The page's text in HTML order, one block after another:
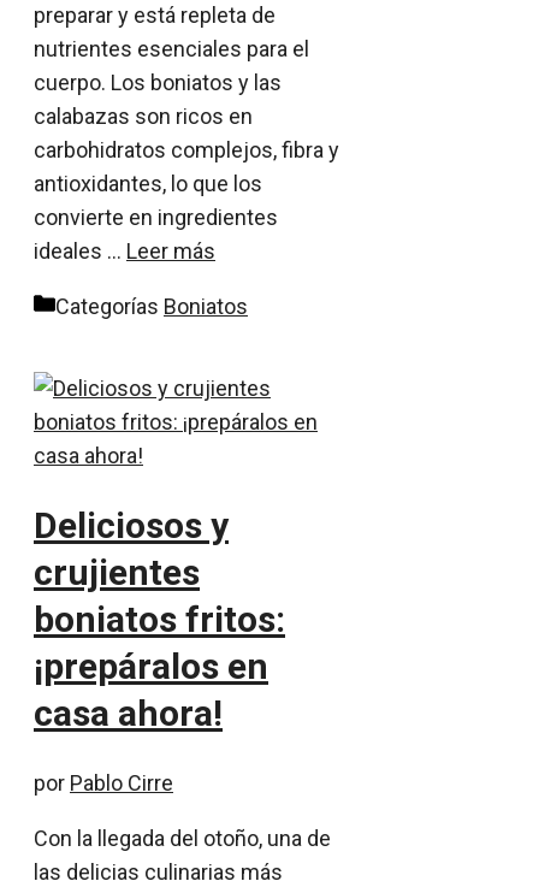
preparar y está repleta de
nutrientes esenciales para el
cuerpo. Los boniatos y las
calabazas son ricos en
carbohidratos complejos, fibra y
antioxidantes, lo que los
convierte en ingredientes
ideales … Leer más
Categorías Boniatos
Deliciosos y
crujientes
boniatos fritos:
¡prepáralos en
casa ahora!
por Pablo Cirre
Con la llegada del otoño, una de
las delicias culinarias más